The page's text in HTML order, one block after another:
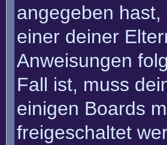
angegeben
einer deiner
Anweisungen
Fall ist, muss
einigen Boards
freigeschaltet